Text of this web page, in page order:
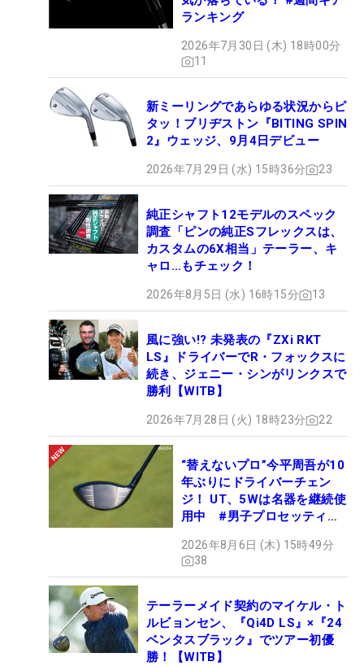
ランキング
2026年7月30日 (木) 18時00分
11
新ミーリングであらゆる状況からピ
タッ！ブリヂストン『BITING SPIN
2』ウェッジ、9月4日デビュー
2026年7月29日 (水) 15時36分 23
純正シャフト12モデルのスペック
調査「ピンの純正Sフレックスは、
カスタムの6X相当」テーラー、キ
ャロ…もチェック！
2026年8月5日 (水) 16時15分 13
風に強い!? 未発表の『ZXi RKT
LS』ドライバーでR・フォックスに
続き、ジェニー・シンがリンクスで
勝利【WITB】
2026年7月28日 (火) 18時23分 22
“替えないプロ”今平周吾が10
年ぶりにドライバーチェン
ジ！ UT、5Wは名器を継続使
用中 #男子プロセッティン
2026年8月6日 (木) 15時49分
38
テーラーメイド契約のマイケル・ト
ルビョンセン、『Qi4D LS』×『24
ベンタスブラック』でツアー初優
勝！【WITB】